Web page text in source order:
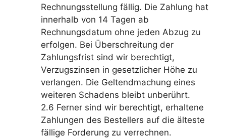
Rechnungsstellung fällig. Die Zahlung hat
innerhalb von 14 Tagen ab
Rechnungsdatum ohne jeden Abzug zu
erfolgen. Bei Überschreitung der
Zahlungsfrist sind wir berechtigt,
Verzugszinsen in gesetzlicher Höhe zu
verlangen. Die Geltendmachung eines
weiteren Schadens bleibt unberührt.
2.6 Ferner sind wir berechtigt, erhaltene
Zahlungen des Bestellers auf die älteste
fällige Forderung zu verrechnen.